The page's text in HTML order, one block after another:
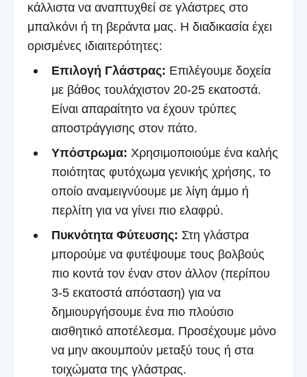
κάλλιστα να αναπτυχθεί σε γλάστρες στο
μπαλκόνι ή τη βεράντα μας. Η διαδικασία έχει
ορισμένες ιδιαιτερότητες:
Επιλογή Γλάστρας: Επιλέγουμε δοχεία
με βάθος τουλάχιστον 20-25 εκατοστά.
Είναι απαραίτητο να έχουν τρύπες
αποστράγγισης στον πάτο.
Υπόστρωμα: Χρησιμοποιούμε ένα καλής
ποιότητας φυτόχωμα γενικής χρήσης, το
οποίο αναμειγνύουμε με λίγη άμμο ή
περλίτη για να γίνει πιο ελαφρύ.
Πυκνότητα Φύτευσης: Στη γλάστρα
μπορούμε να φυτέψουμε τους βολβούς
πιο κοντά τον έναν στον άλλον (περίπου
3-5 εκατοστά απόσταση) για να
δημιουργήσουμε ένα πιο πλούσιο
αισθητικό αποτέλεσμα. Προσέχουμε μόνο
να μην ακουμπούν μεταξύ τους ή στα
τοιχώματα της γλάστρας.